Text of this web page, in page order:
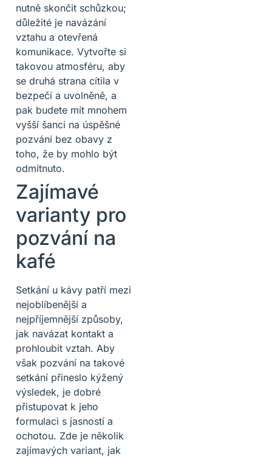
nutně skončit schůzkou;
důležité je navázání
vztahu a otevřená
komunikace. Vytvořte si
takovou atmosféru, aby
se druhá strana cítila v
bezpečí a uvolněně, a
pak budete mít mnohem
vyšší šanci na úspěšné
pozvání bez obavy z
toho, že by mohlo být
odmítnuto.
Zajímavé
varianty pro
pozvání na
kafé
Setkání u kávy patří mezi
nejoblíbenější a
nejpříjemnější způsoby,
jak navázat kontakt a
prohloubit vztah. Aby
však pozvání na takové
setkání přineslo kýžený
výsledek, je dobré
přistupovat k jeho
formulaci s jasností a
ochotou. Zde je několik
zajímavých variant, jak